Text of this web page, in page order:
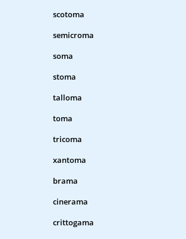
scotoma
semicroma
soma
stoma
talloma
toma
tricoma
xantoma
brama
cinerama
crittogama